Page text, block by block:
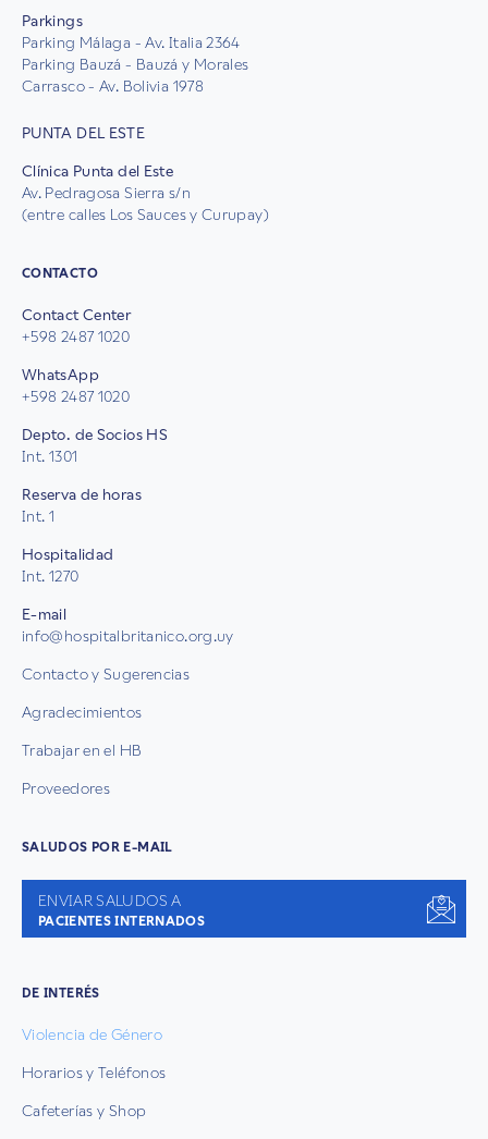
Parkings
Parking Málaga - Av. Italia 2364
Parking Bauzá - Bauzá y Morales
Carrasco - Av. Bolivia 1978
PUNTA DEL ESTE
Clínica Punta del Este
Av. Pedragosa Sierra s/n
(entre calles Los Sauces y Curupay)
CONTACTO
Contact Center
+598 2487 1020
WhatsApp
+598 2487 1020
Depto. de Socios HS
Int. 1301
Reserva de horas
Int. 1
Hospitalidad
Int. 1270
E-mail
info@hospitalbritanico.org.uy
Contacto y Sugerencias
Agradecimientos
Trabajar en el HB
Proveedores
SALUDOS POR E-MAIL
ENVIAR SALUDOS A
PACIENTES INTERNADOS
DE INTERÉS
Violencia de Género
Horarios y Teléfonos
Cafeterías y Shop